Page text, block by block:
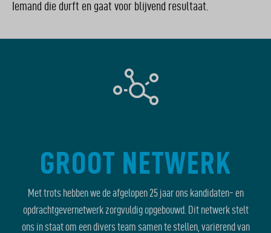
Iemand die durft en gaat voor blijvend resultaat.
GROOT NETWERK
Met trots hebben we de afgelopen 25 jaar ons kandidaten- en
opdrachtgevernetwerk zorgvuldig opgebouwd. Dit netwerk stelt
ons in staat om een divers team samen te stellen, variërend van